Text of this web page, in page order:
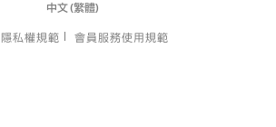
中文 (繁體)
私權規範 會員服務使用規範